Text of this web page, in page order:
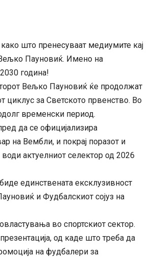
како што пренесуваат медиумите кај
Пауновиќ. Имено на
година!
Вељко Пауновиќ ќе продолжат
за Светското првенство. Во
временски период.
да се официјализира
на Вембли, и покрај поразот и
води актуелниот селектор од 2026
единствената ексклузивност
и Фудбалскиот сојуз на
во спортскиот сектор.
од каде што треба да
на фудбалери за